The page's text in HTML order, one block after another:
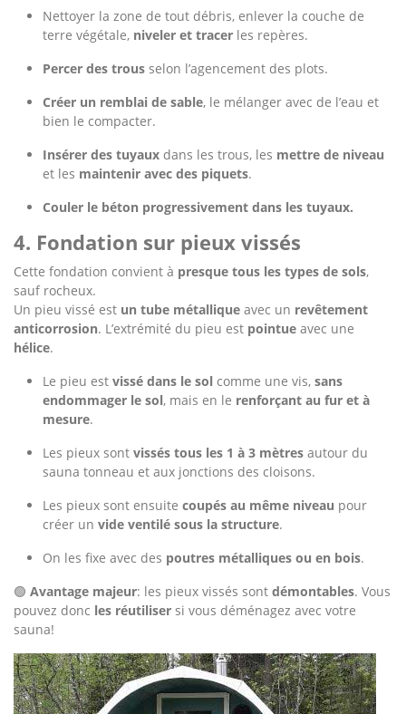
Nettoyer la zone de tout débris, enlever la couche de
terre végétale, niveler et tracer les repères.
Percer des trous selon l’agencement des plots.
Créer un remblai de sable, le mélanger avec de l’eau et
bien le compacter.
Insérer des tuyaux dans les trous, les mettre de niveau
et les maintenir avec des piquets.
Couler le béton progressivement dans les tuyaux.
4. Fondation sur pieux vissés
Cette fondation convient à presque tous les types de sols,
sauf rocheux.
Un pieu vissé est un tube métallique avec un revêtement
anticorrosion. L’extrémité du pieu est pointue avec une
hélice.
Le pieu est vissé dans le sol comme une vis, sans
endommager le sol, mais en le renforçant au fur et à
mesure.
Les pieux sont vissés tous les 1 à 3 mètres autour du
sauna tonneau et aux jonctions des cloisons.
Les pieux sont ensuite coupés au même niveau pour
créer un vide ventilé sous la structure.
On les fixe avec des poutres métalliques ou en bois.
🟢 Avantage majeur: les pieux vissés sont démontables. Vous
pouvez donc les réutiliser si vous déménagez avec votre
sauna!